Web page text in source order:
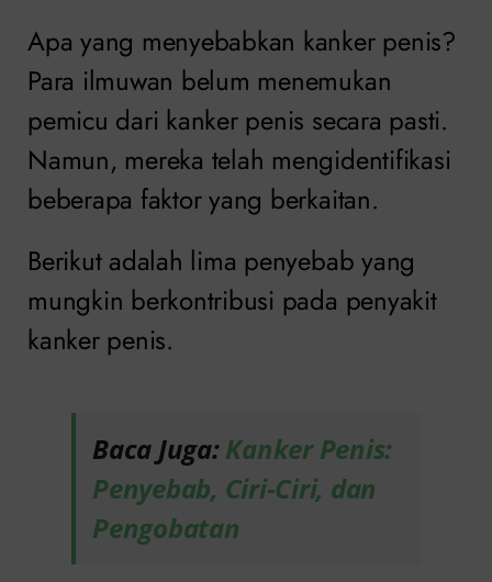
Apa yang menyebabkan kanker penis?
Para ilmuwan belum menemukan
pemicu dari kanker penis secara pasti.
Namun, mereka telah mengidentifikasi
beberapa faktor yang berkaitan.
Berikut adalah lima penyebab yang
mungkin berkontribusi pada penyakit
kanker penis.
Baca Juga:Kanker Penis:
Penyebab, Ciri-Ciri, dan
Pengobatan